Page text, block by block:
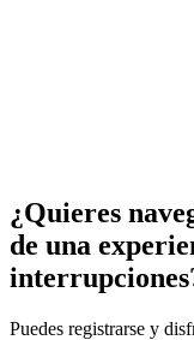
¿Quieres
de una
Puedes registrarse y